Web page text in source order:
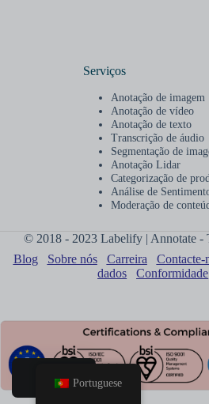
Serviços
Anotação de imagem
Anotação de vídeo
Anotação de texto
Transcrição de áudio
Segmentação de
Anotação Lidar
Categorização de
Análise de
Moderação de
© 2018 - 2023 Labelify | Annotate -
Blog
Sobre nós Carreira Contacte-
dados
Conformidade
Portuguese
Lar